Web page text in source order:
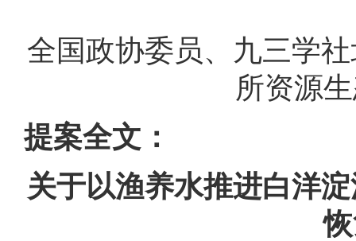
全国政协委员、九三学
所资源
提案全文：
关于以渔养水推进白洋